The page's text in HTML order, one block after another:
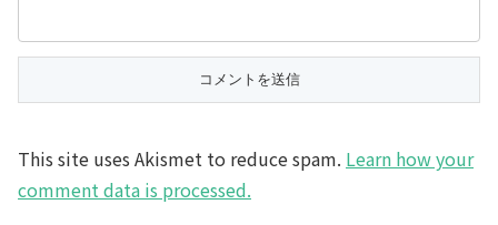
This site uses Akismet to reduce spam. Learn how your
comment data is processed.